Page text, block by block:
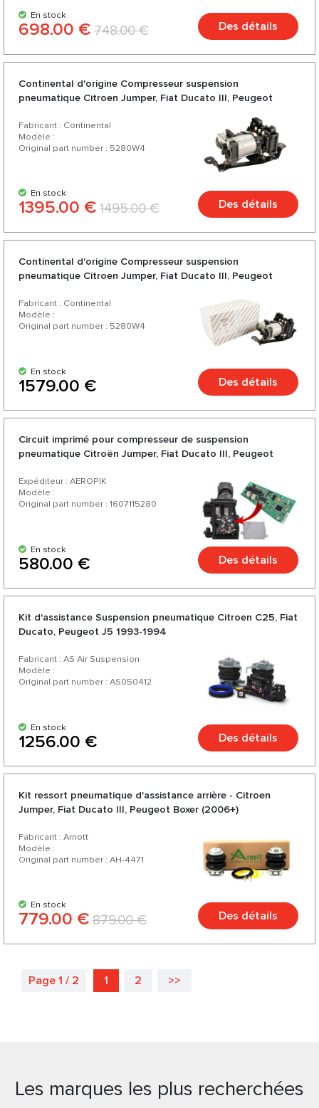
En stock
698.00 € 748.00 € Des détails
Continental d'origine Compresseur suspension
pneumatique Citroen Jumper, Fiat Ducato III, Peugeot
Fabricant : Continental
Modèle :
Original part number : 5280W4
En stock
1395.00 € 1495.00 € Des détails
Continental d'origine Compresseur suspension
pneumatique Citroen Jumper, Fiat Ducato III, Peugeot
Fabricant : Continental
Modèle :
Original part number : 5280W4
En stock
1579.00 € Des détails
Circuit imprimé pour compresseur de suspension
pneumatique Citroën Jumper, Fiat Ducato III, Peugeot
Expéditeur : AEROPIK
Modèle :
Original part number : 1607115280
En stock
580.00 € Des détails
Kit d'assistance Suspension pneumatique Citroen C25, Fiat
Ducato, Peugeot J5 1993-1994
Fabricant : AS Air Suspension
Modèle :
Original part number : AS050412
En stock
1256.00 € Des détails
Kit ressort pneumatique d'assistance arrière - Citroen
Jumper, Fiat Ducato III, Peugeot Boxer (2006+)
Fabricant : Arnott
Modèle :
Original part number : AH-4471
En stock
779.00 € 879.00 € Des détails
Page 1 / 2 1 2 >>
Les marques les plus recherchées